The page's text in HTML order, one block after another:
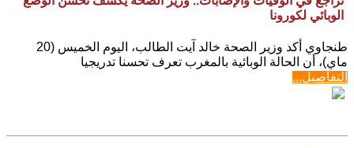
الوبائي لكورونا
طنجاوي أكد وزير الصحة خالد آيت الطالب، اليوم الخميس (20
ماي)، أن الحالة الوبائية بالمغرب تعرف تحسنا تدريجيا
التفاصيل...